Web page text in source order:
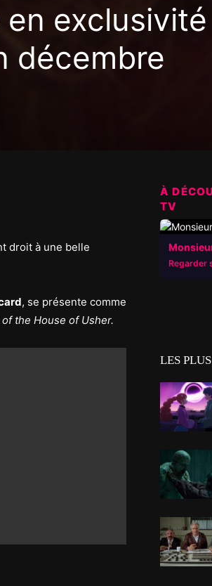
exclusivité
décembre
droit à une belle
, se présente comme
the House of Usher.
À
TV
Regarder
LES